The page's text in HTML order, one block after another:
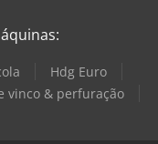
Hdg Euro
vinco & perfuração